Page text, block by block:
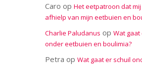
Caro op Het eetpatroon dat
afhielp van mijn eetbuien en
Charlie Paludanus op Wat gaat
onder eetbuien en boulimia?
Petra op Wat gaat er schuil